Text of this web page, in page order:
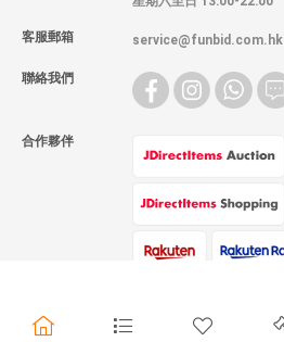
客服郵箱 service@funbid.com.hk
聯絡我們
合作夥伴